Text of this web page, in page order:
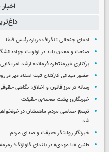
اخبار
ادعای جنجالی تلگراف درباره رئیس فیفا
صنعت و معدن باید در اولویت
برکناری غیرمنتظره فرمانده ارشد آمریکایی
حضور میدانی کارکنان ثبت اسناد دیر در
رسانه در مرز قانون و اخلاق؛ نگاهی
خبرنگاری پشت صحنه‌ی حقیقت
تجمع حماسی مردم ماهنشان در
شد
خبرنگار روایتگر حقیقت و صدای مردم
طنین «یا مهدی» در بلندای گاوازنگ؛